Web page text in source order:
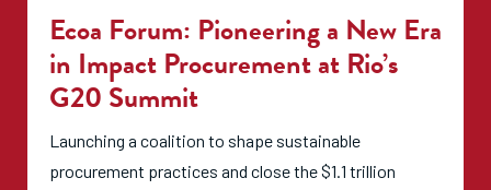
Ecoa Forum: Pioneering a New Era
in Impact Procurement at Rio’s
G20 Summit
Launching a coalition to shape sustainable
procurement practices and close the $1.1 trillion